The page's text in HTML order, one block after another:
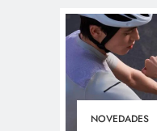
NOVEDADES